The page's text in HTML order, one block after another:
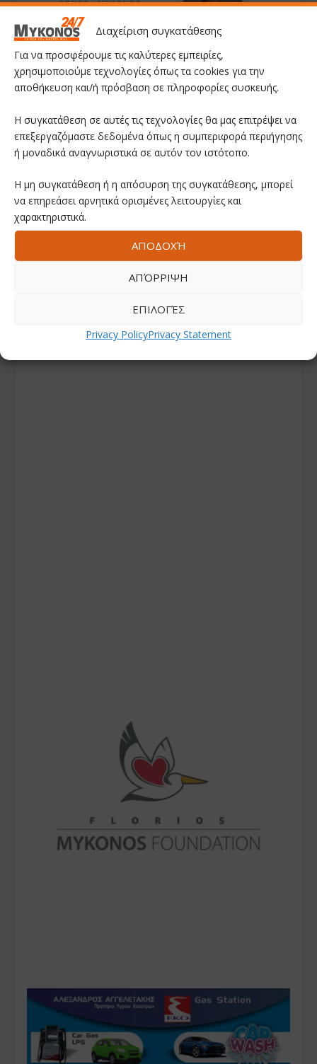
Διαχείριση συγκατάθεσης
Για να προσφέρουμε τις καλύτερες εμπειρίες,
χρησιμοποιούμε τεχνολογίες όπως τα cookies για την
αποθήκευση και/ή πρόσβαση σε πληροφορίες συσκευής.
Η συγκατάθεση σε αυτές τις τεχνολογίες θα μας επιτρέψει να
επεξεργαζόμαστε δεδομένα όπως η συμπεριφορά περιήγησης
ή μοναδικά αναγνωριστικά σε αυτόν τον ιστότοπο.
Η μη συγκατάθεση ή η απόσυρση της συγκατάθεσης, μπορεί
να επηρεάσει αρνητικά ορισμένες λειτουργίες και
χαρακτηριστικά.
ΑΠΟΔΟΧΉ
ΑΠΌΡΡΙΨΗ
ΕΠΙΛΟΓΈΣ
Privacy PolicyPrivacy Statement